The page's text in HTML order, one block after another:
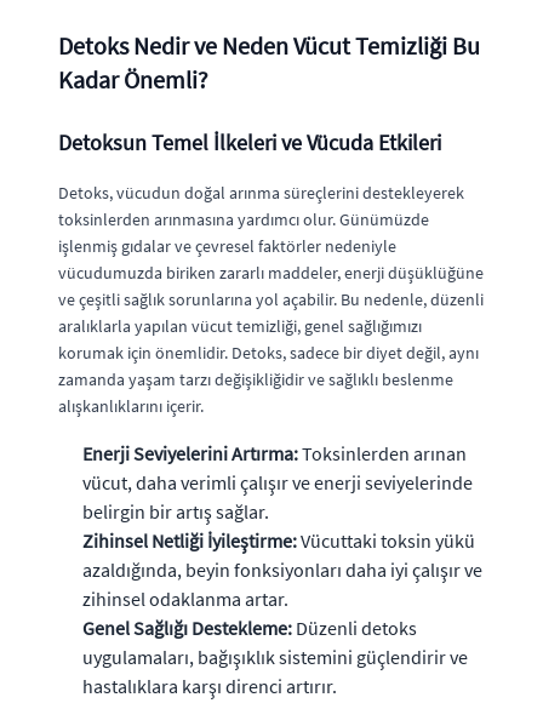
Detoks Nedir ve Neden Vücut Temizliği Bu
Kadar Önemli?
Detoksun Temel İlkeleri ve Vücuda Etkileri
Detoks, vücudun doğal arınma süreçlerini destekleyerek
toksinlerden arınmasına yardımcı olur. Günümüzde
işlenmiş gıdalar ve çevresel faktörler nedeniyle
vücudumuzda biriken zararlı maddeler, enerji düşüklüğüne
ve çeşitli sağlık sorunlarına yol açabilir. Bu nedenle, düzenli
aralıklarla yapılan vücut temizliği, genel sağlığımızı
korumak için önemlidir. Detoks, sadece bir diyet değil, aynı
zamanda yaşam tarzı değişikliğidir ve sağlıklı beslenme
alışkanlıklarını içerir.
Enerji Seviyelerini Artırma:Toksinlerden arınan
vücut, daha verimli çalışır ve enerji seviyelerinde
belirgin bir artış sağlar.
Zihinsel Netliği İyileştirme:Vücuttaki toksin yükü
azaldığında, beyin fonksiyonları daha iyi çalışır ve
zihinsel odaklanma artar.
Genel Sağlığı Destekleme: Düzenli detoks
uygulamaları, bağışıklık sistemini güçlendirir ve
hastalıklara karşı direnci artırır.